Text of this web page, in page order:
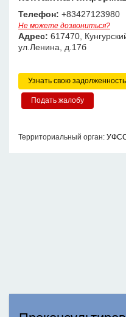
Телефон: +83427123980
Не можете дозвониться?
Адрес: 617470,
ул.Ленина, д.17б
Узнать свою задолженность
Территориальный орган: